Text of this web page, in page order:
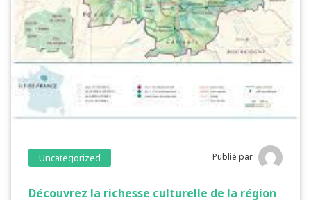
Uncategorized Publié par
Découvrez la richesse culturelle de la région